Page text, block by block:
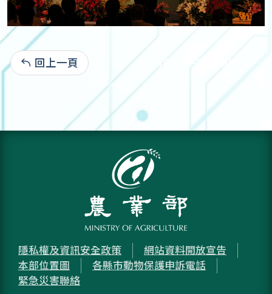
回上一頁 107-09-08:3,804
隱私權及資訊安全政策
網站資料開放宣告
本部位置圖
各縣市動物保護申訴電話
緊急災害聯絡